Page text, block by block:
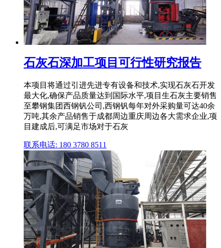
石灰石深加工项目可行性研究报告
本项目将通过引进先进专有设备和技术,实现石灰石开发
最大化,确保产品质量达到国际水平,项目生石灰主要销售
至攀钢集团西钢钒公司,西钢钒每年对外采购量可达40余
万吨,其余产品销售于成都周边重庆周边各大需求企业,项
目建成后,可满足市场对于石灰
联系电话: 180 3780 8511